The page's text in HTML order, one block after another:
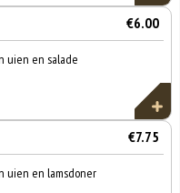
€6.00
uien en salade
€7.75
uien en lamsdoner